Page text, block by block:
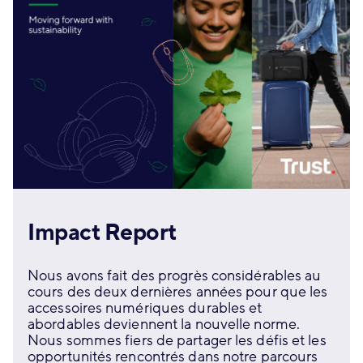
Impact Report
Nous avons fait des progrès considérables au
cours des deux dernières années pour que les
accessoires numériques durables et
abordables deviennent la nouvelle norme.
Nous sommes fiers de partager les défis et les
opportunités rencontrés dans notre parcours